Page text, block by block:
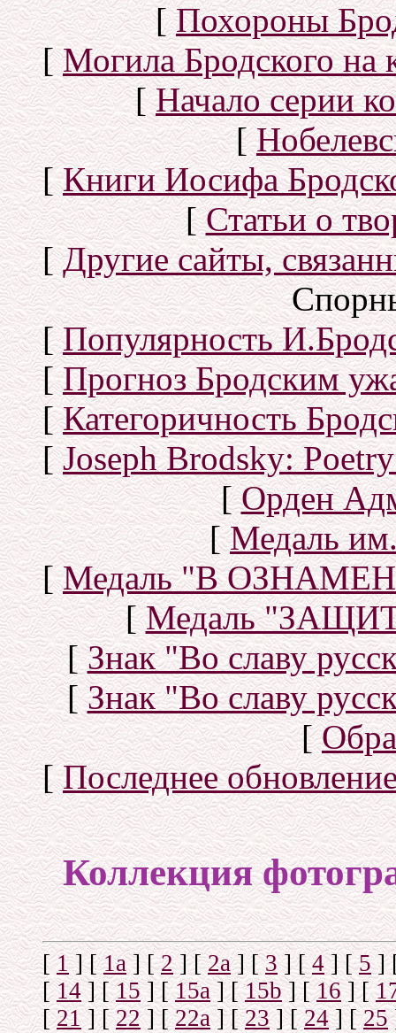
[Похороны
[Могила Бродского
[Начало серии
[
[Книги Иосифа
[Статьи о
[Другие сайты,
[Популярность
[Прогноз Бродским
[Категоричность
[Joseph Brodsky:
[Орден
[Медаль
[Медаль "В
[Медаль
[Знак "Во славу
[Знак "Во славу
[
[Последнее
Коллекция
[1] [1а] [2] [2а] [3] [4] [5]
[14] [15] [15a] [15b] [16] [
[21] [22] [22a] [23] [24] [25